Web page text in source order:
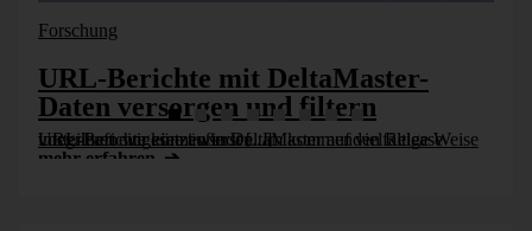
Forschung
URL-Berichte mit DeltaMaster-
Daten versorgen und filtern
URL-Berichte können in DeltaMaster auf vielfältige Weise vorteilhaft eingesetzt werden. Im kommenden Release integrieren wir eine äußerst [...]
mehr erfahren